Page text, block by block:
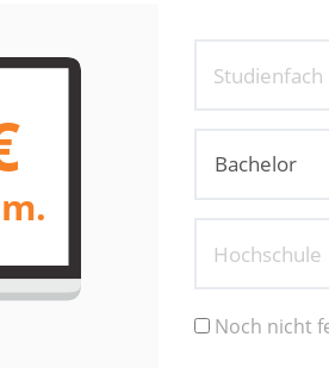
Studienfach
Hochschule
Noch nicht